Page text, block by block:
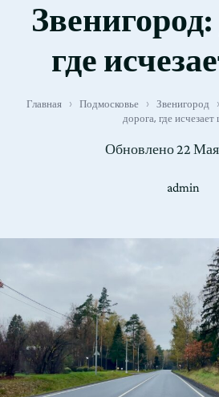
где
Главная › Подмосковье › Звенигород ›
дорога, где
Обновлено22
admin